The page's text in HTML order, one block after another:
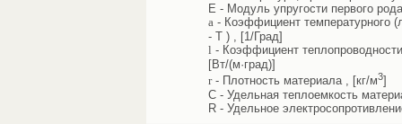
E - Модуль упругости первого
a- Коэффициент температурного
- T ) , [1/Град]
l - Коэффициент
[Вт/(м·град)]
r- Плотность материала , [кг/м3]
C - Удельная теплоемкость
R - Удельное